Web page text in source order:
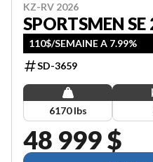
KZ-RV 2026
SPORTSMEN
110$/SEMAINE A 7.99%
SD-3659
6170 lbs
48 999 $